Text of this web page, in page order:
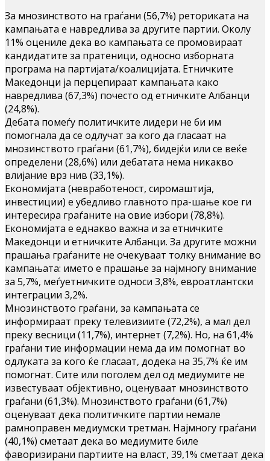
За мнозинството на граѓани (56,7%) реториката на
кампањата е навредлива за другите партии. Околу
11% оцениле дека во кампањата се промовираат
кандидатите за пратеници, односно изборната
програма на партијата/коалицијата. Етничките
Македонци ја перцепираат кампањата како
навредлива (67,3%) почесто од етничките Албанци
(24,8%).
Дебата помеѓу политичките лидери не би им
помогнала да се одлучат за кого да гласаат на
мнозинството граѓани (61,7%), бидејќи или се веќе
определени (28,6%) или дебатата нема никакво
влијание врз нив (33,1%).
Економијата (невработеност, сиромаштија,
инвестиции) е убедливо главното пра-шање кое ги
интересира граѓаните на овие избори (78,8%).
Економијата е еднакво важна и за етничките
Македонци и етничките Албанци. За другите можни
прашања граѓаните не очекуваат толку внимание во
кампањата: името е прашање за најмногу внимание
за 5,7%, меѓуетничките односи 3,8%, евроатлантски
интеграции 3,2%.
Мнозинството граѓани, за кампањата се
информираат преку телевизиите (72,2%), а мал дел
преку весници (11,7%), интернет (7,2%). Но, на 61,4%
граѓани тие информации нема да им помогнат во
одлуката за кого ќе гласаат, додека на 35,7% ќе им
помогнат. Сите или поголем дел од медиумите не
известуваат објективно, оценуваат мнозинството
граѓани (61,3%). Мнозинството граѓани (61,7%)
оценуваат дека политичките партии немале
рамноправен медиумски третман. Најмногу граѓани
(40,1%) сметаат дека во медиумите биле
фаворизирани партиите на власт, 39,1% сметаат дека